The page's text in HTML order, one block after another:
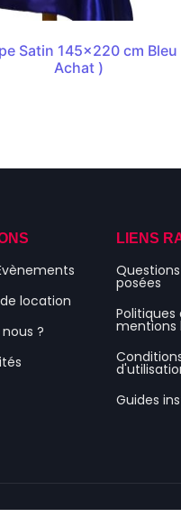
Satin 145×220 cm Bleu
Achat )
location
?
LIENS
posées
mentions
Guides